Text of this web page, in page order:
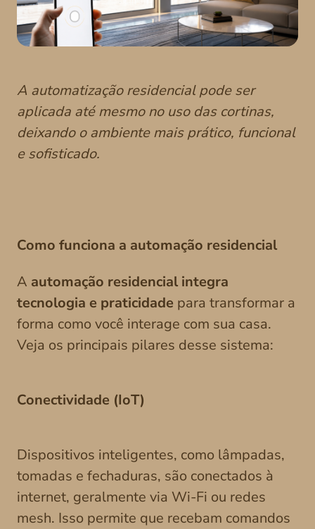
A automatização residencial pode ser
aplicada até mesmo no uso das cortinas,
deixando o ambiente mais prático, funcional
e sofisticado.
Como funciona a automação residencial
A automação residencial integra
tecnologia e praticidade para transformar a
forma como você interage com sua casa.
Veja os principais pilares desse sistema:
Conectividade (IoT)
Dispositivos inteligentes, como lâmpadas,
tomadas e fechaduras, são conectados à
internet, geralmente via Wi-Fi ou redes
mesh. Isso permite que recebam comandos